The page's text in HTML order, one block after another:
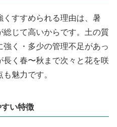
くすすめられる理由は、暑
総じて高いからです。土の質
く・多少の管理不足があっ
く春〜秋まで次々と花を咲
魅力です。
い特徴